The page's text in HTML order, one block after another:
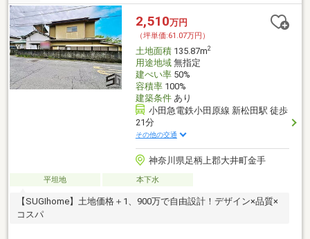
2,510万円
（坪単価:61.07万円）
土地面積135.87m2
用途地域無指定
建ぺい率50%
容積率100%
建築条件あり
小田急電鉄小田原線 新松田駅 徒歩
21分
その他の交通
神奈川県足柄上郡大井町金手
平坦地 本下水
【SUGIhome】土地価格＋1、900万で自由設計！デザイン×品質×
コスパ